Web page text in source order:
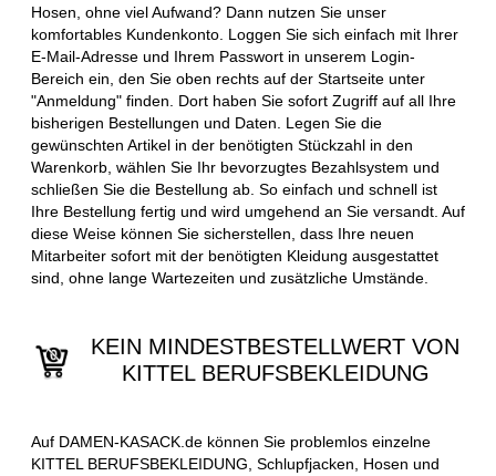
Hosen, ohne viel Aufwand? Dann nutzen Sie unser
komfortables Kundenkonto. Loggen Sie sich einfach mit Ihrer
E-Mail-Adresse und Ihrem Passwort in unserem Login-
Bereich ein, den Sie oben rechts auf der Startseite unter
"Anmeldung" finden. Dort haben Sie sofort Zugriff auf all Ihre
bisherigen Bestellungen und Daten. Legen Sie die
gewünschten Artikel in der benötigten Stückzahl in den
Warenkorb, wählen Sie Ihr bevorzugtes Bezahlsystem und
schließen Sie die Bestellung ab. So einfach und schnell ist
Ihre Bestellung fertig und wird umgehend an Sie versandt. Auf
diese Weise können Sie sicherstellen, dass Ihre neuen
Mitarbeiter sofort mit der benötigten Kleidung ausgestattet
sind, ohne lange Wartezeiten und zusätzliche Umstände.
KEIN MINDESTBESTELLWERT VON
KITTEL BERUFSBEKLEIDUNG
Auf DAMEN-KASACK.de können Sie problemlos einzelne
KITTEL BERUFSBEKLEIDUNG, Schlupfjacken, Hosen und